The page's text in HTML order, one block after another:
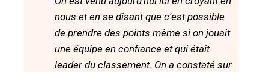
nous et en se disant que c'est possible
de prendre des points même si on jouait
une équipe en confiance et qui était
leader du classement. On a constaté sur